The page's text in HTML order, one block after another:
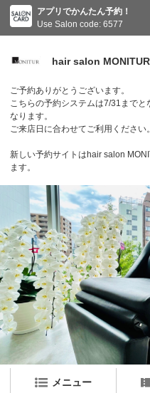
アプリでかんたん予約！
Use Salon code: 6577
hair salon MONITUR
ご予約ありがとうございます。
こちらの予約システムは7/31まで
なります。
ご来店日に合わせてご利用ください。
新しい予約サイトはhair salon
ます。
メニュー